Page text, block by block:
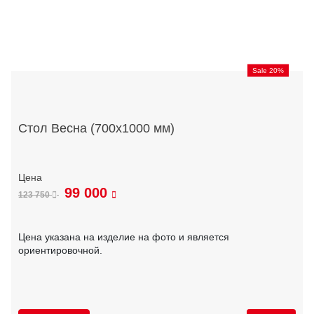
Sale 20%
Стол Весна (700х1000 мм)
123 750 99 000
Цена указана на изделие на фото и является
ориентировочной.